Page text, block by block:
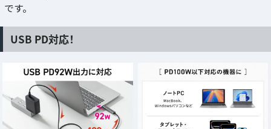
です。
USB PD対応！